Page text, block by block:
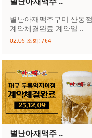
별난아재맥주구미 산동점
계약체결완료 계약일 ..
02.05 조회: 764
별난아재맥주 ..